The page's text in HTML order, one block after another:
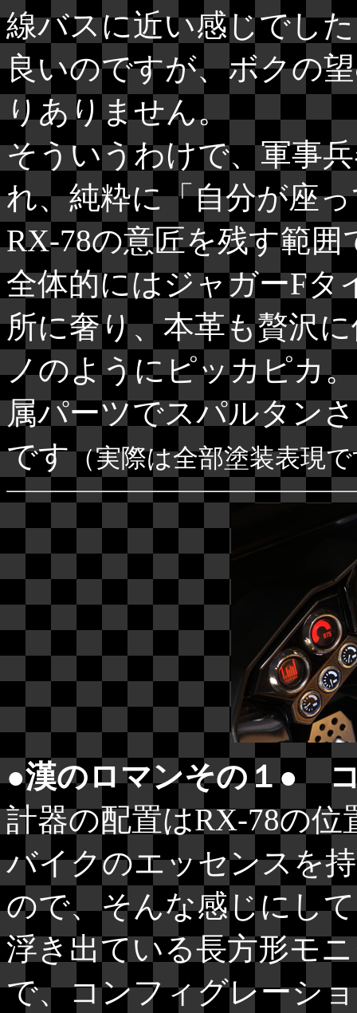
線バスに近い感じでし
良いのですが、ボクの
りありません。
そういうわけで、軍事
れ、純粋に「自分が座
RX-78の意匠を残す範
全体的にはジャガーFタ
所に奢り、本革も贅沢
ノのようにピッカピカ
属パーツでスパルタン
です（実際は全部塗装表現
●漢のロマンその１●
計器の配置はRX-78の
バイクのエッセンスを
ので、そんな感じにし
浮き出ている長方形モ
で、コンフィグレーシ